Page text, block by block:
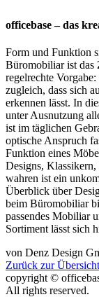
officebase – das
Form und Funktion
Büromobiliar ist das
regelrechte
zugleich, dass sich
erkennen lässt. In
unter Ausnutzung
ist im täglichen
optische Anspruch
Funktion eines
Designs,
wahren ist ein
Überblick über
beim Büromobiliar
passendes Mobiliar
Sortiment lässt sich
von Denz Design
Zurück zur Übersicht
copyright ©
All rights reserved.